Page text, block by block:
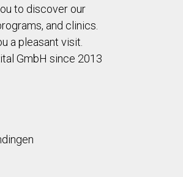
to discover our
and clinics.
a pleasant visit.
GmbH since 2013